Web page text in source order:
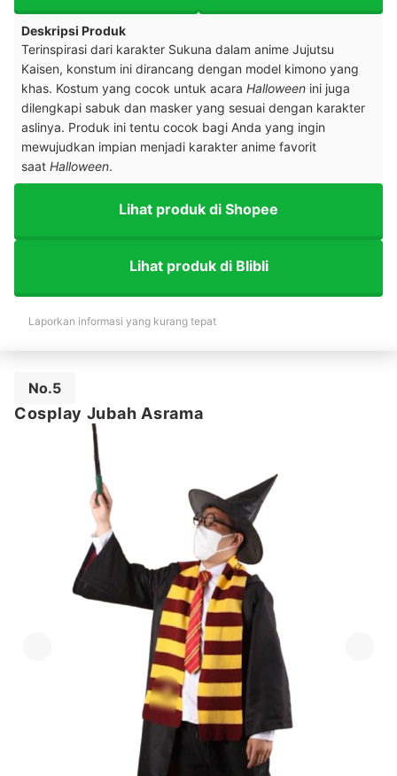
Deskripsi Produk
Terinspirasi dari karakter Sukuna dalam anime Jujutsu
Kaisen, konstum ini dirancang dengan model kimono yang
khas. Kostum yang cocok untuk acara Halloween ini juga
dilengkapi sabuk dan masker yang sesuai dengan karakter
aslinya. Produk ini tentu cocok bagi Anda yang ingin
mewujudkan impian menjadi karakter anime favorit
saat Halloween.
Lihat produk di Shopee
Lihat produk di Blibli
Laporkan informasi yang kurang tepat
No.5
Cosplay Jubah Asrama